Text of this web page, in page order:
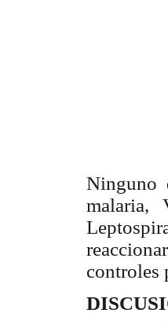
Ninguno
malaria,
controles